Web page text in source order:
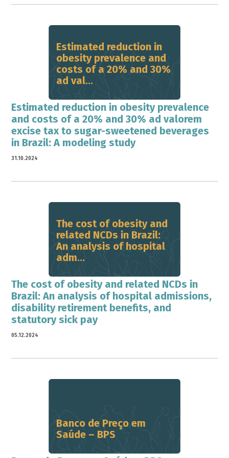
Estimated reduction in
obesity prevalence and
costs of a 20% and 30%
ad val...
Estimated reduction in obesity prevalence
and costs of a 20% and 30% ad valorem
excise tax to sugar-sweetened beverages
in Brazil: A modeling study
31.10.2024
The cost of obesity and
related NCDs in Brazil:
An analysis of hospital
adm...
The cost of obesity and related NCDs in
Brazil: An analysis of hospital admissions,
disability retirement benefits, and
statutory sick pay
05.12.2024
Banco de Preço em
Saúde – BPS